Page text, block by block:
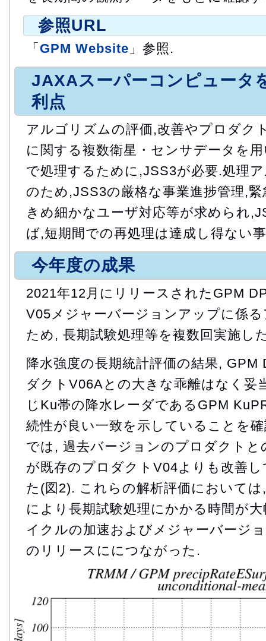
参照URL
「 GPM Website 」参照.
JAXAスーパーコンピュータ
利点
アルゴリズムの評価,改善やプロダク
に関する複数衛星・センサデータを
で処理するために,JSS3が必要.処理
のため,JSS3の厳格な事業進捗管理,
きめ細かなユーザ対応等が求められ
ば,短期間での再処理は達成し得ない
今年度の成果
2021年12月にリリースされたGPM
V05メジャーバージョンアップに係
ため, 長期試験処理等を複数回実施し
降水強度の長期統計評価の結果,
ダクトV06Aとの大きな乖離はなく妥
じKu帯の降水レーダであるGPM
続性が良い一致を示していることを
では, 過去バージョンのプロダクトと
が既存のプロダクトV04よりも改善
た(図2). これらの解析評価において
により長期試験処理にかかる時間が
イクルの加速およびメジャーバージ
のリリースににつながった.